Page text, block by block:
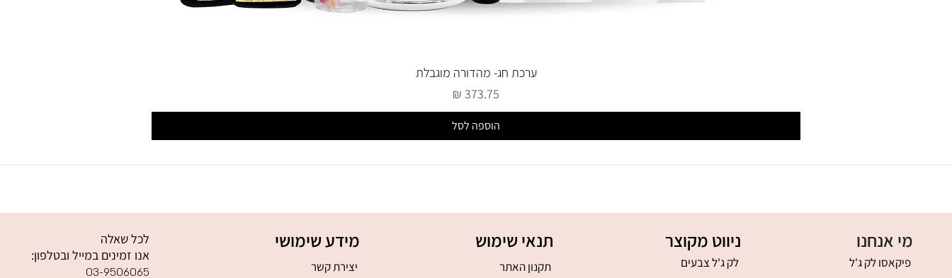
ערכת חג- מהדורה מוגבלת
מחיר
הוספה לסל
לכל שאלה
אנו זמינים במייל ובטלפון:
03-9506065
מידע שימושי
יצירת קשר
תנאי שימוש
תקנון האתר
ניווט מקוצר
לק ג'ל צבעים
מי אנחנו
פיקאסו לק ג'ל